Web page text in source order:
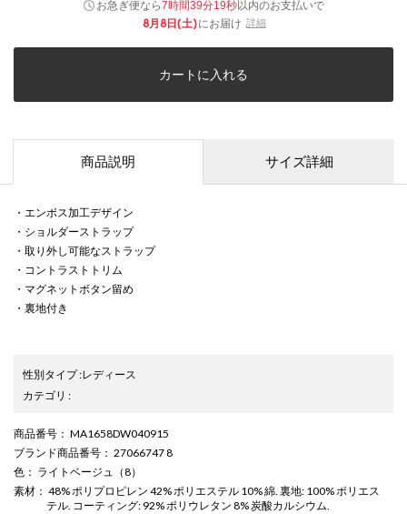
お急ぎ便なら7時間39分19秒以内のお支払いで
8月8日(土)にお届け 詳細
カートに入れる
商品説明 サイズ詳細
・エンボス加工デザイン
・ショルダーストラップ
・取り外し可能なストラップ
・コントラストトリム
・マグネットボタン留め
・裏地付き
性別タイプ:レディース
カテゴリ :
商品番号 ： MA1658DW040915
ブランド商品番号 ： 27066747 8
色 ： ライトベージュ（8）
素材 ： 48% ポリプロピレン 42% ポリエステル 10% 綿. 裏地: 100% ポリエス
テル. コーティング: 92% ポリウレタン 8% 炭酸カルシウム.